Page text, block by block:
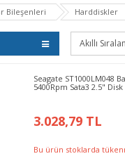
Bileşenleri Harddiskler
Seagate ST1000LM048
5400Rpm Sata3 2.5" Disk
3.028,79 TL
Bu ürün stoklarda